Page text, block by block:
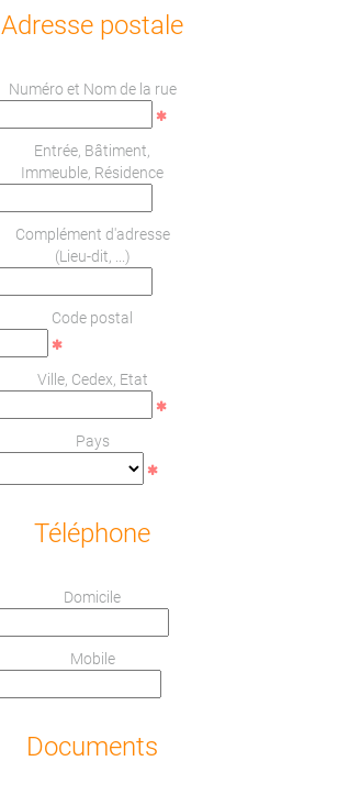
Adresse postale
Numéro et Nom de la rue
Entrée, Bâtiment,
Immeuble, Résidence
Complément d'adresse
(Lieu-dit, ...)
Code postal
Ville, Cedex, Etat
Pays
Téléphone
Domicile
Mobile
Documents